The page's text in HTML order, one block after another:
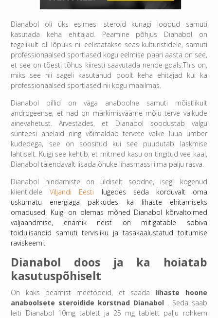
Dianabol oli üks esimesi steroid kunagi loodud samuti
kasutada keha ehitajad. Peamine põhjus Dianabol on
tegelikult oli lõpuks nii eelistatakse seas kulturistidele, samuti
professionaalsed sportlased kogu eelmise paari aasta on see,
et see on tõesti tõhus kiiresti saavutada nende goals.This on,
miks see nii sageli kasutanud poolt keha ehitajad kui ka
professionaalsed sportlased nii kogu maailmas.
Dianabol pillid on väga anaboolne samuti mõistlikult
androgeense, et nad on märkimisväärne mõju terve valkude
ainevahetust. Arvestades, et Dianabol soodustab valgu
sünteesi ahelaid ning võimaldab tervete valke luua ümber
kudedega, see on soositud kui see puudutab laskmise
lahtiselt. Kuigi see kehtib, et mitmed kasu on tingitud vee kaal,
Dianabol täiendavalt lisada õhuke lihasmassi ilma palju rasva.
Dianabol hindamiste on üldiselt soodne, isegi kogenud
klientideleViljandi Eesti lugedes seda korduvalt oma
uskumatu energiaga pakkudes ka lihaste ehitamiseks
omadused. Kuigi on olemas mõned Dianabol kõrvaltoimed
väljaandmise, enamik neist on mitigatable sobiva
toidulisandid samuti tervisliku ja tasakaalustatud toitumise
raviskeemi.
Dianabol doos ja ka hoiatab
kasutuspõhiselt
On kaks peamist meetodeid, et saada lihaste hoone
anaboolsete steroidide korstnad Dianabol . Seda saab
leiti Dianabol 10mg tablett ja 25 mg tablett palju rohkem